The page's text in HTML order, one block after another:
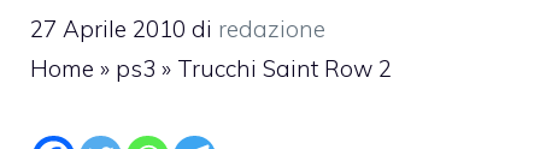
27 Aprile 2010 di redazione
Home » ps3 » Trucchi Saint Row 2